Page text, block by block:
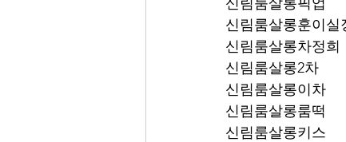
신림룸살롱훈이실
신림룸살롱차정희
신림룸살롱2차
신림룸살롱이차
신림룸살롱룸떡
신림룸살롱키스